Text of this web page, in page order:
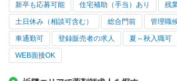
新卒も応募可能 住宅補助（手当）あり 残
土日休み（相談可含む） 総合門前 管理職
車通勤可 登録販売者の求人 夏～秋入職可
WEB面接OK